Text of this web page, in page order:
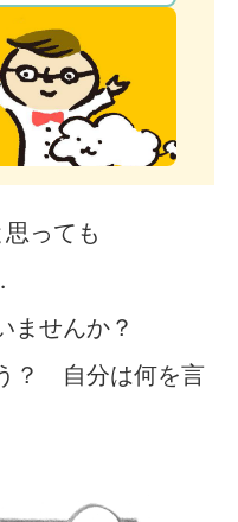
っても
ませんか？
？ 自分は何を言